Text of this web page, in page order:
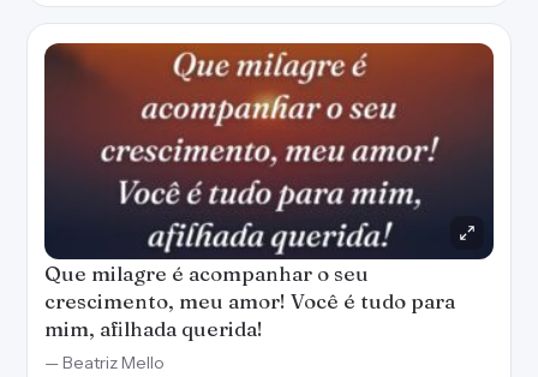
Que milagre é acompanhar o seu
crescimento, meu amor! Você é tudo para
mim, afilhada querida!
— Beatriz Mello